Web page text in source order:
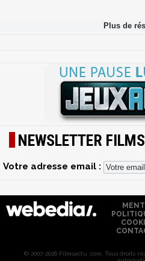
NEWSLETTER
Votre adresse email :
© 2007-2026 Filmsactu .com. Tous droits